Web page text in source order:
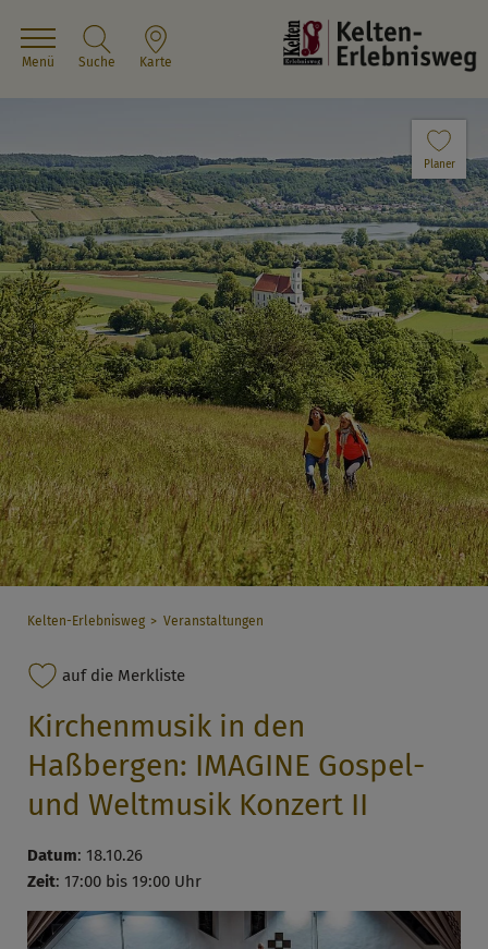
Menü Suche Karte
Planer
Kelten-Erlebnisweg Veranstaltungen
auf die Merkliste
Kirchenmusik in den
Haßbergen: IMAGINE Gospel-
und Weltmusik Konzert II
Datum: 18.10.26
Zeit: 17:00 bis 19:00 Uhr